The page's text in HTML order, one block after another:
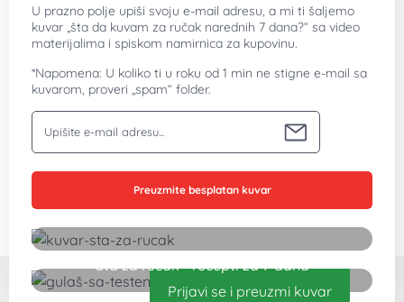
U prazno polje upiši svoju e-mail adresu, a mi ti šaljemo
kuvar „šta da kuvam za ručak narednih 7 dana?“ sa video
materijalima i spiskom namirnica za kupovinu.
*Napomena: U koliko ti u roku od 1 min ne stigne e-mail sa
kuvarom, proveri „spam“ folder.
Preuzmite besplatan kuvar
Prijavi se i preuzmi kuvar
Šta za ručak - recepti za 7 dana